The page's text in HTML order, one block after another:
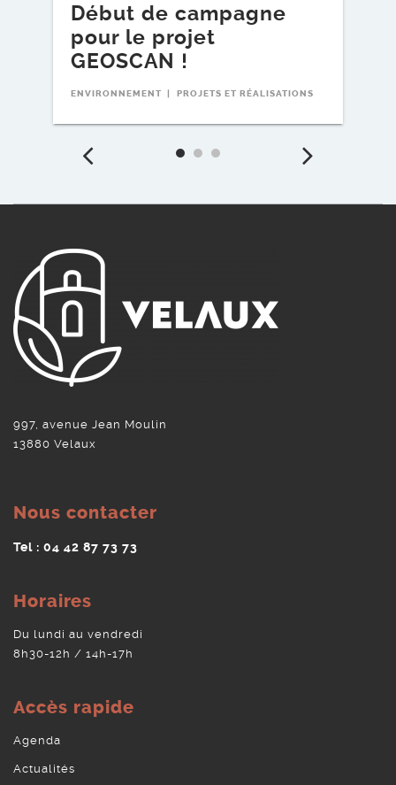
Précédent
Début de campagne
pour le projet
GEOSCAN !
ENVIRONNEMENT PROJETS ET RÉALISATIONS
997, avenue Jean Moulin
13880 Velaux
Nous contacter
Tel : 04 42 87 73 73
Horaires
Du lundi au vendredi
8h30-12h / 14h-17h
Accès rapide
Agenda
Actualités